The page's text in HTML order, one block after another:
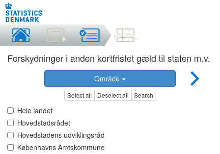
Forskydninger i anden kortfristet gæld til staten m.v.
Område
Select all Deselect all Search
Hele landet
Hovedstadsrådet
Hovedstadens udviklingsråd
Københavns Amtskommune